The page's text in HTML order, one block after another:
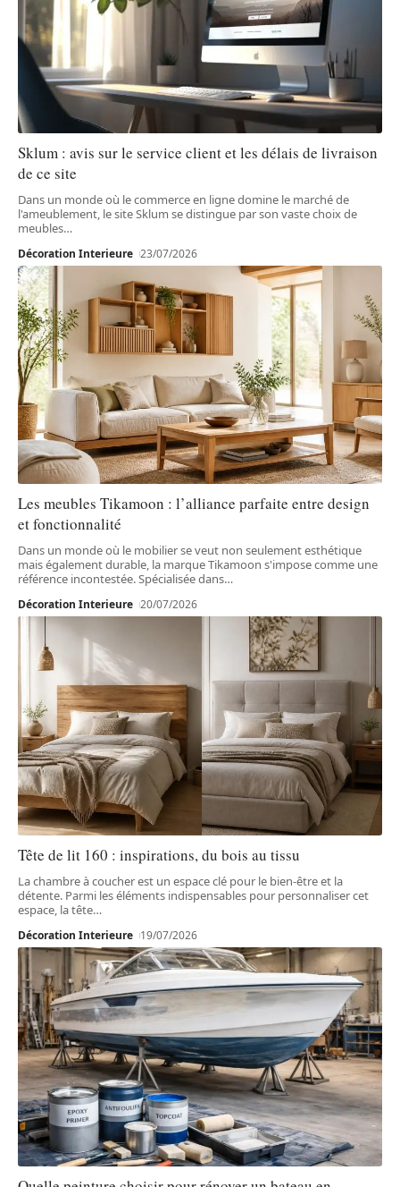
Sklum : avis sur le service client et les délais de livraison
de ce site
Dans un monde où le commerce en ligne domine le marché de
l'ameublement, le site Sklum se distingue par son vaste choix de
meubles…
Décoration Interieure 23/07/2026
Les meubles Tikamoon : l’alliance parfaite entre design
et fonctionnalité
Dans un monde où le mobilier se veut non seulement esthétique
mais également durable, la marque Tikamoon s'impose comme une
référence incontestée. Spécialisée dans…
Décoration Interieure 20/07/2026
Tête de lit 160 : inspirations, du bois au tissu
La chambre à coucher est un espace clé pour le bien-être et la
détente. Parmi les éléments indispensables pour personnaliser cet
espace, la tête…
Décoration Interieure 19/07/2026